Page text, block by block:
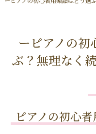
ーピアノの初
ぶ？無理なく
ピアノの初心